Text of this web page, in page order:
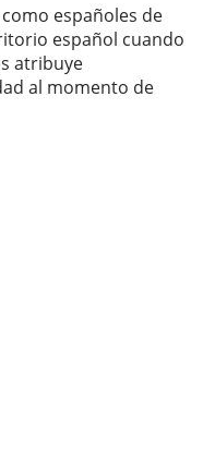
españoles de
español cuando
atribuye
al momento de